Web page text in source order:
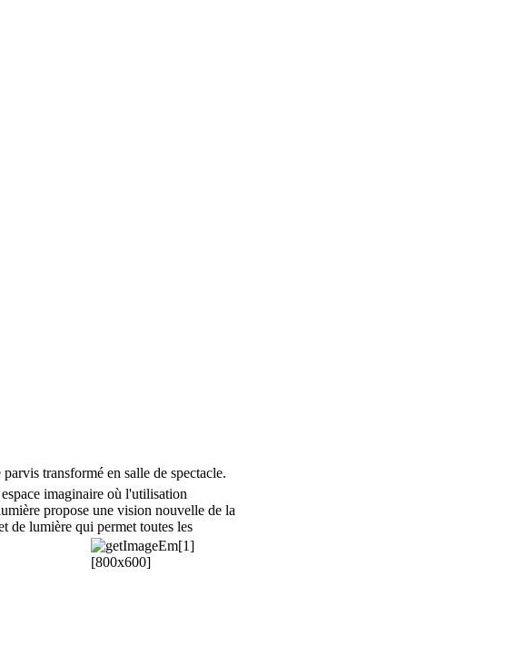
transformé en salle de spectacle.
imaginaire où l'utilisation
propose une vision nouvelle de la
de lumière qui permet toutes les